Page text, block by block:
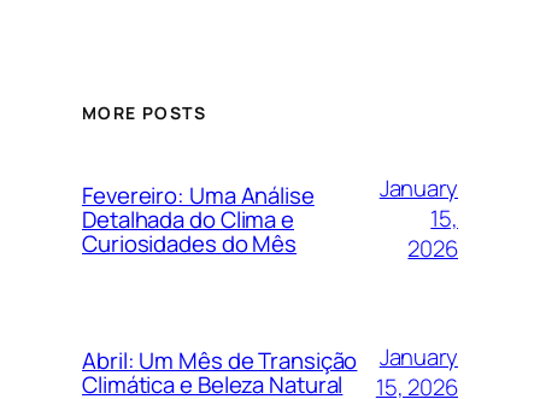
MORE POSTS
Fevereiro: Uma Análise
Detalhada do Clima e
Curiosidades do Mês
January
15,
2026
Abril: Um Mês de Transição
Climática e Beleza Natural
January
15, 2026